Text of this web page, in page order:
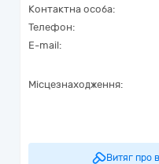
Контактна особа:
Телефон:
E-mail:
Місцезнаходження:
Витяг про